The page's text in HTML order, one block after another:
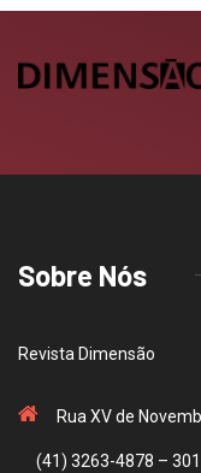
Sobre Nós
Revista Dimensão
Rua XV de
(41) 3263-4878 –